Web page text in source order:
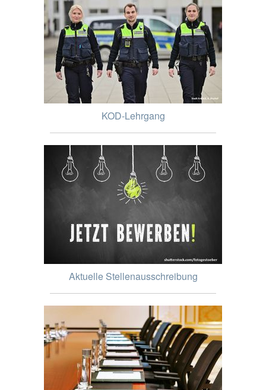
KOD-Lehrgang
Aktuelle Stellenausschreibung